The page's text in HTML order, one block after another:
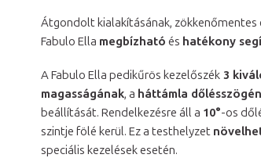
Átgondolt kialakításának,
Fabulo Ella megbízható és hatékony
A Fabulo Ella pedikűrös kezelőszék 3
magasságának, a háttámla
beállítását. Rendelkezésre áll a 10°-os
szintje fölé kerül. Ez a testhelyzet
speciális kezelések esetén.